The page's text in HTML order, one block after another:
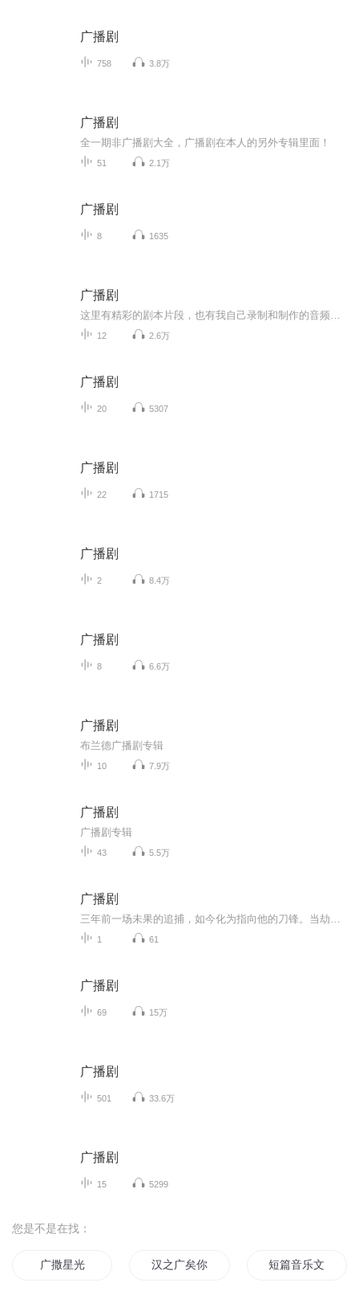
广播剧
758 3.8万
广播剧
全一期非广播剧大全，广播剧在本人的另外专辑里面！
51 2.1万
广播剧
8 1635
广播剧
12 2.6万
广播剧
20 5307
广播剧
22 1715
广播剧
2 8.4万
广播剧
8 6.6万
广播剧
布兰德广播剧专辑
10 7.9万
广播剧
广播剧专辑
43 5.5万
广播剧
1 61
广播剧
69 15万
广播剧
501 33.6万
广播剧
15 5299
您是不是在找：
广撒星光 汉之广矣你在哪里 短篇音乐文献广